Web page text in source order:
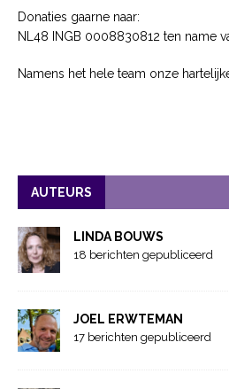
Donaties gaarne naar:
NL48 INGB 0008830812 ten name
Namens het hele team onze
AUTEURS
LINDA BOUWS
18 berichten gepubliceerd
JOEL ERWTEMAN
17 berichten gepubliceerd